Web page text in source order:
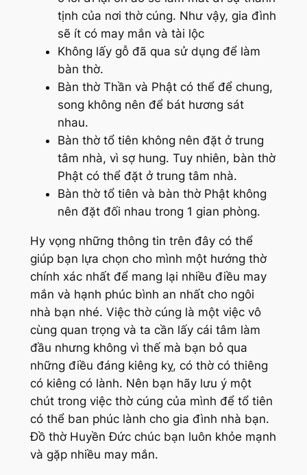
tịnh của nơi thờ cúng. Như vậy, gia đình
sẽ ít có may mắn và tài lộc
Không lấy gỗ đã qua sử dụng để làm
bàn thờ.
Bàn thờ Thần và Phật có thể để chung,
song không nên để bát hương sát
nhau.
Bàn thờ tổ tiên không nên đặt ở trung
tâm nhà, vì sợ hung. Tuy nhiên, bàn thờ
Phật có thể đặt ở trung tâm nhà.
Bàn thờ tổ tiên và bàn thờ Phật không
nên đặt đối nhau trong 1 gian phòng.
Hy vọng những thông tin trên đây có thể
giúp bạn lựa chọn cho mình một hướng thờ
chính xác nhất để mang lại nhiều điều may
mắn và hạnh phúc bình an nhất cho ngôi
nhà bạn nhé. Việc thờ cúng là một việc vô
cùng quan trọng và ta cần lấy cái tâm làm
đầu nhưng không vì thế mà bạn bỏ qua
những điều đáng kiêng kỵ, có thờ có thiêng
có kiêng có lành. Nên bạn hãy lưu ý một
chút trong việc thờ cúng của mình để tổ tiên
có thể ban phúc lành cho gia đình nhà bạn.
Đồ thờ Huyền Đức chúc bạn luôn khỏe mạnh
và gặp nhiều may mắn.